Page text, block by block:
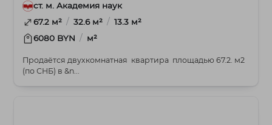
ст. м. Академия наук
67.2 м² / 32.6 м² / 13.3 м²
6080 BYN / м²
Продаётся двухкомнатная квартира площадью 67.2. м2
(по СНБ) в &n...